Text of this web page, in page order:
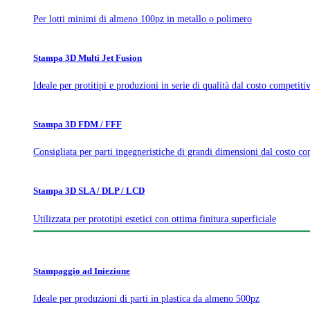
Per lotti minimi di almeno 100pz in metallo o polimero
Stampa 3D Multi Jet Fusion
Ideale per protitipi e produzioni in serie di qualità dal costo
Stampa 3D FDM / FFF
Consigliata per parti ingegneristiche di grandi dimensioni dal costo
Stampa 3D SLA / DLP / LCD
Utilizzata per prototipi estetici con ottima finitura superficiale
Stampaggio ad Iniezione
Ideale per produzioni di parti in plastica da almeno 500pz